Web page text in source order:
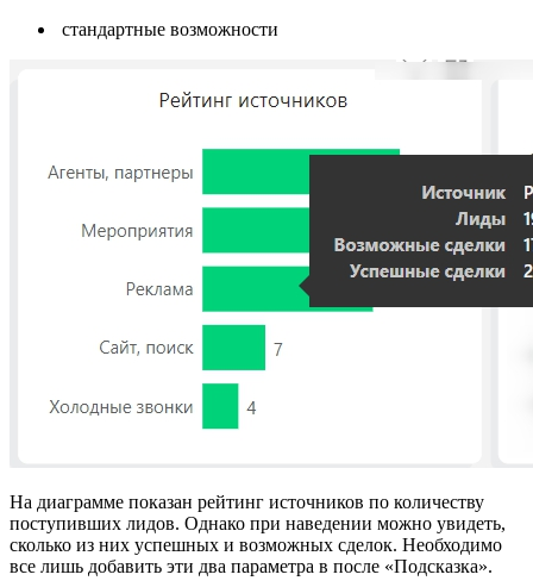
стандартные возможности
На диаграмме показан рейтинг источников по количеству
поступивших лидов. Однако при наведении можно увидеть,
сколько из них успешных и возможных сделок. Необходимо
все лишь добавить эти два параметра в после «Подсказка».